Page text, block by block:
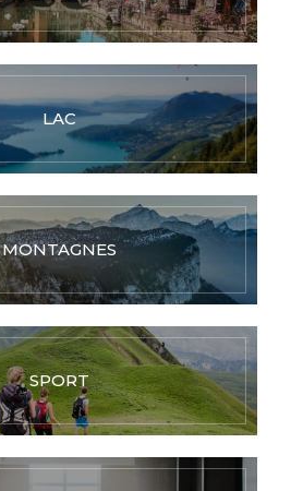
LAC
MONTAGNES
SPORT